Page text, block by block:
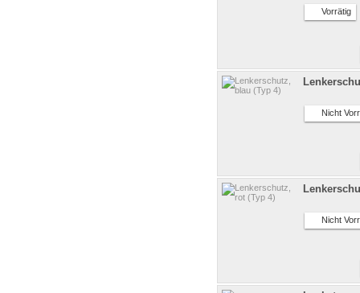
Vorrätig
Nicht
Nicht